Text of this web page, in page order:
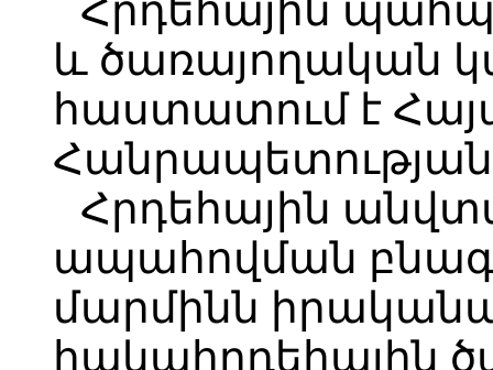
Հրդեհային
և ծառայողական
հաստատում է
Հանրապետության
Հրդեհային
ապահովման
մարմինն
հակահրդեհային